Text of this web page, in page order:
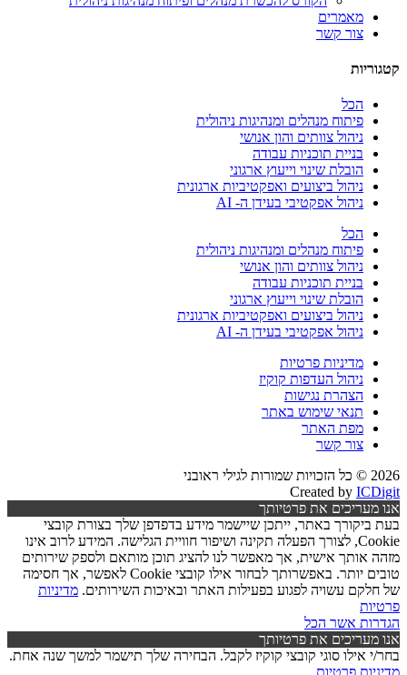
מאמרים
צור קשר
קטגוריות
הכל
פיתוח מנהלים ומנהיגות ניהולית
ניהול צוותים והון אנושי
בניית תוכניות עבודה
הובלת שינוי וייעוץ ארגוני
ניהול ביצועים ואפקטיביות ארגונית
ניהול אפקטיבי בעידן ה- AI
הכל
פיתוח מנהלים ומנהיגות ניהולית
ניהול צוותים והון אנושי
בניית תוכניות עבודה
הובלת שינוי וייעוץ ארגוני
ניהול ביצועים ואפקטיביות ארגונית
ניהול אפקטיבי בעידן ה- AI
מדיניות פרטיות
ניהול העדפות קוקיז
הצהרת נגישות
תנאי שימוש באתר
מפת האתר
צור קשר
2026 © כל הזכויות שמורות לגילי ראובני
Created by ICDigit
אנו מעריכים את פרטיותך
בעת ביקורך באתר, ייתכן שיישמר מידע בדפדפן שלך בצורת קובצי
Cookie, לצורך הפעלה תקינה ושיפור חוויית הגלישה. המידע לרוב אינו
מזהה אותך אישית, אך מאפשר לנו להציג תוכן מותאם ולספק שירותים
טובים יותר. באפשרותך לבחור אילו קובצי Cookie לאפשר, אך חסימה
של חלקם עשויה לפגוע בפעילות האתר ובאיכות השירותים. מדיניות
פרטיות
הגדרות אשר הכל
אנו מעריכים את פרטיותך
בחר/י אילו סוגי קובצי קוקיז לקבל. הבחירה שלך תישמר למשך שנה אחת.